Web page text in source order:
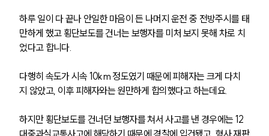
하루 일이 다 끝나 안일한 마음이 든 나머지 운전 중 전방주시를 태
만하게 했고 횡단보도를 건너는 보행자를 미처 보지 못해 차로 치
었다고 합니다.
다행히 속도가 시속 10km 정도였기 때문에 피해자는 크게 다치
지 않았고, 이후 피해자와는 원만하게 합의했다고 하는데요.
하지만 횡단보도를 건너던 보행자를 쳐서 사고를 낸 경우에는 12